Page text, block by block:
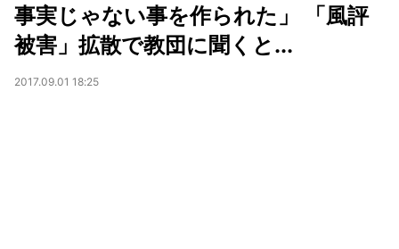
事実じゃない事を作られた」 「風評
被害」拡散で教団に聞くと...
2017.09.01 18:25